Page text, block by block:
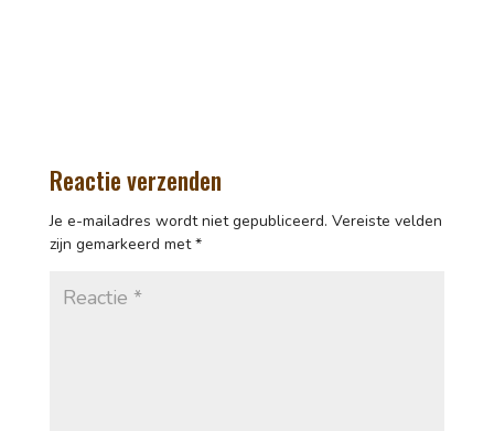
Reactie verzenden
Je e-mailadres wordt niet gepubliceerd. Vereiste velden
zijn gemarkeerd met*